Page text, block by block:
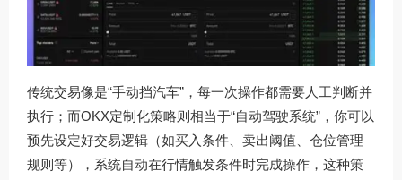
传统交易像是“手动挡汽车”，每一次操作都需要人工判断并
执行；而OKX定制化策略则相当于“自动驾驶系统”，你可以
预先设定好交易逻辑（如买入条件、卖出阈值、仓位管理
规则等），系统自动在行情触发条件时完成操作，这种策